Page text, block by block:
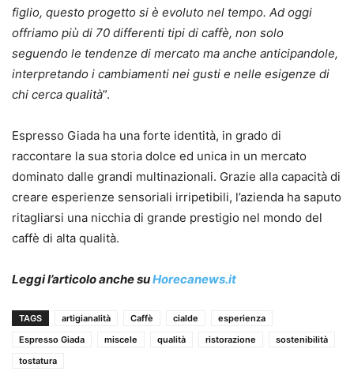
figlio, questo progetto si è evoluto nel tempo. Ad oggi
offriamo più di 70 differenti tipi di caffè, non solo
seguendo le tendenze di mercato ma anche anticipandole,
interpretando i cambiamenti nei gusti e nelle esigenze di
chi cerca qualità”.
Espresso Giada ha una forte identità, in grado di
raccontare la sua storia dolce ed unica in un mercato
dominato dalle grandi multinazionali. Grazie alla capacità di
creare esperienze sensoriali irripetibili, l’azienda ha saputo
ritagliarsi una nicchia di grande prestigio nel mondo del
caffè di alta qualità.
Leggi l’articolo anche suHorecanews.it
TAGS artigianalità Caffè cialde
esperienza
Espresso Giada
miscele qualità ristorazione
sostenibilità
tostatura